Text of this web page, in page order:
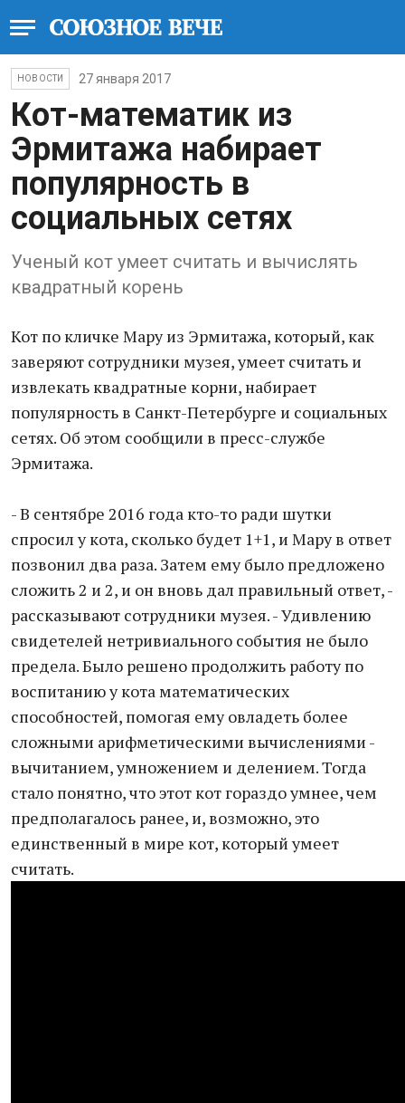
НОВОСТИ 27 января 2017
Кот-математик из
Эрмитажа набирает
популярность в
социальных сетях
Ученый кот умеет считать и вычислять
квадратный корень
Кот по кличке Мару из Эрмитажа, который, как
заверяют сотрудники музея, умеет считать и
извлекать квадратные корни, набирает
популярность в Санкт-Петербурге и социальных
сетях. Об этом сообщили в пресс-службе
Эрмитажа.
- В сентябре 2016 года кто-то ради шутки
спросил у кота, сколько будет 1+1, и Мару в ответ
позвонил два раза. Затем ему было предложено
сложить 2 и 2, и он вновь дал правильный ответ, -
рассказывают сотрудники музея. - Удивлению
свидетелей нетривиального события не было
предела. Было решено продолжить работу по
воспитанию у кота математических
способностей, помогая ему овладеть более
сложными арифметическими вычислениями -
вычитанием, умножением и делением. Тогда
стало понятно, что этот кот гораздо умнее, чем
предполагалось ранее, и, возможно, это
единственный в мире кот, который умеет
считать.